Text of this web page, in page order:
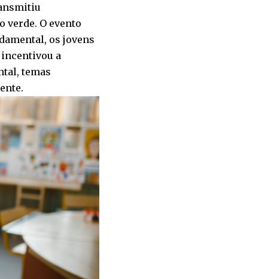
O evento
os jovens
a
temas